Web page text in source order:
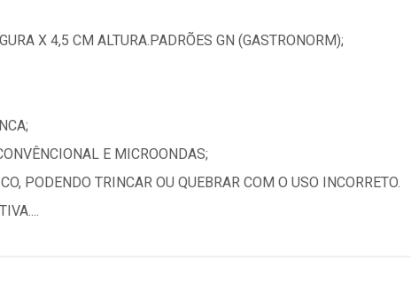
X 4,5 CM ALTURA.PADRÕES GN (GASTRONORM);
E MICROONDAS;
PODENDO TRINCAR OU QUEBRAR COM O USO INCORRETO.